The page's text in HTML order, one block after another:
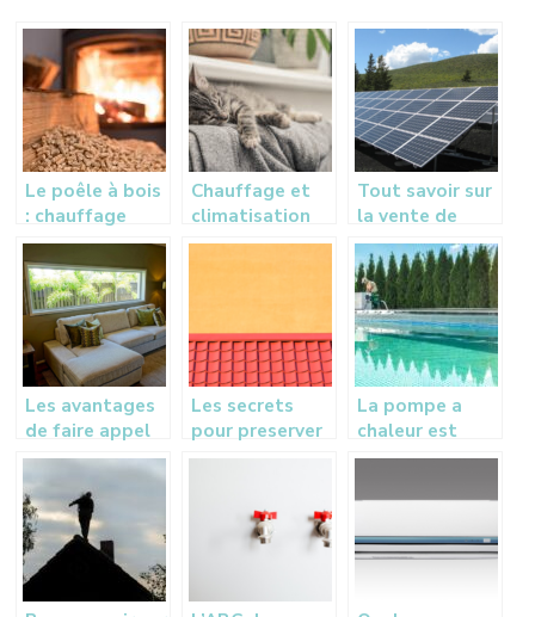
Le poêle à bois
: chauffage
écologique et
économique
Chauffage et
climatisation
pour maisons
Tout savoir sur
la vente de
panneaux
solaires
Les avantages
de faire appel
aux services
d’une
entreprise de
vitrerie
Les secrets
pour preserver
et maintenir
en excellent
La pompe a
chaleur est
l’ideale pour
votre piscine